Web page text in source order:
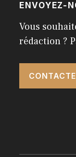
ENVOYEZ-
Vous
rédaction ?